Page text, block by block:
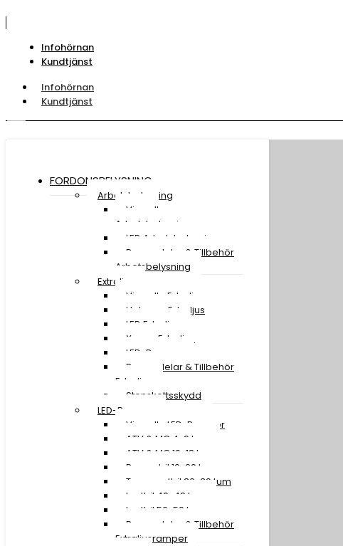
Infohörnan
Kundtjänst
Infohörnan
Kundtjänst
FORDONSBELYSNING
Arbetsbelysning
Visa all
Arbetsbelysning
LED Arbetsbelysning
Reservdelar & Tillbehör
Arbetsbelysning
Extraljus
Visa alla Extraljus
Halogen Extraljus
LED Extraljus
Xenon Extraljus
LED-Ramper
Reservdelar & Tillbehör
Extraljus
Stenskottsskydd
LED-Ramper
Visa alla LED-Ramper
ATV & MC 4-9 tum
ATV & MC 10-18 tum
Personbil 19-29 tum
Transportbil 30-39 tum
Lastbil 40-49 tum
Lastbil 50-59 tum
Reservdelar & Tillbehör
Extraljusramper